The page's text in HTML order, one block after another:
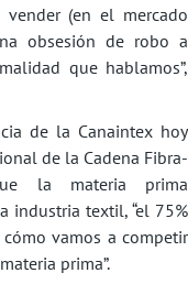
(en el mercado
obsesión de robo a
que hablamos”,
de la Canaintex hoy
de la Cadena Fibra-
la materia prima
industria textil, “el 75%
vamos a competir
prima”.